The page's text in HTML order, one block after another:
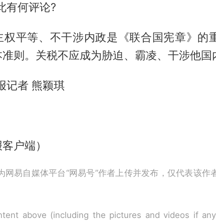
有何评论?
权平等、不干涉内政是《联合国宪章》的
则。关税不应成为胁迫、霸凌、干涉他国
记者 熊颖琪
户端）
网易自媒体平台“网易号”作者上传并发布，仅代表该作
above (including the pictures and videos if